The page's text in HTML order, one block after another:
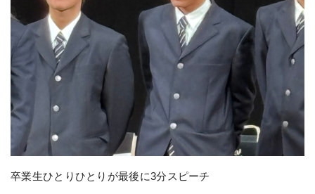
卒業生ひとりひとりが最後に3分スピーチ